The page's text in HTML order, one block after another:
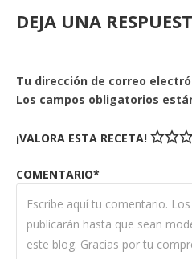
DEJA UNA
Tu dirección de correo
Los campos obligatorios
¡VALORA ESTA RECETA!
COMENTARIO*